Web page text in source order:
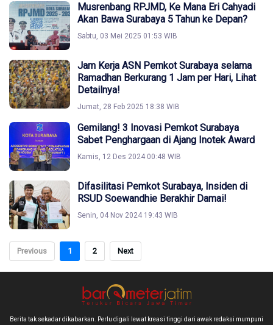
Musrenbang RPJMD, Ke Mana Eri Cahyadi
Akan Bawa Surabaya 5 Tahun ke Depan?
Sabtu, 03 Mei 2025 01:53 WIB
Jam Kerja ASN Pemkot Surabaya selama
Ramadhan Berkurang 1 Jam per Hari, Lihat
Detailnya!
Jumat, 28 Feb 2025 18:38 WIB
Gemilang! 3 Inovasi Pemkot Surabaya
Sabet Penghargaan di Ajang Inotek Award
Kamis, 12 Des 2024 00:48 WIB
Difasilitasi Pemkot Surabaya, Insiden di
RSUD Soewandhie Berakhir Damai!
Senin, 04 Nov 2024 19:43 WIB
Previous 1 2 Next
Berita tak sekadar dikabarkan. Perlu digali lewat kreasi tinggi dari awak redaksi mumpuni